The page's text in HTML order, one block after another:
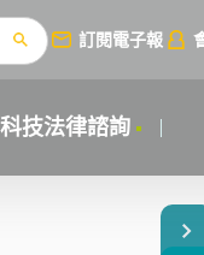
訂閱電子報
科技法律諮詢